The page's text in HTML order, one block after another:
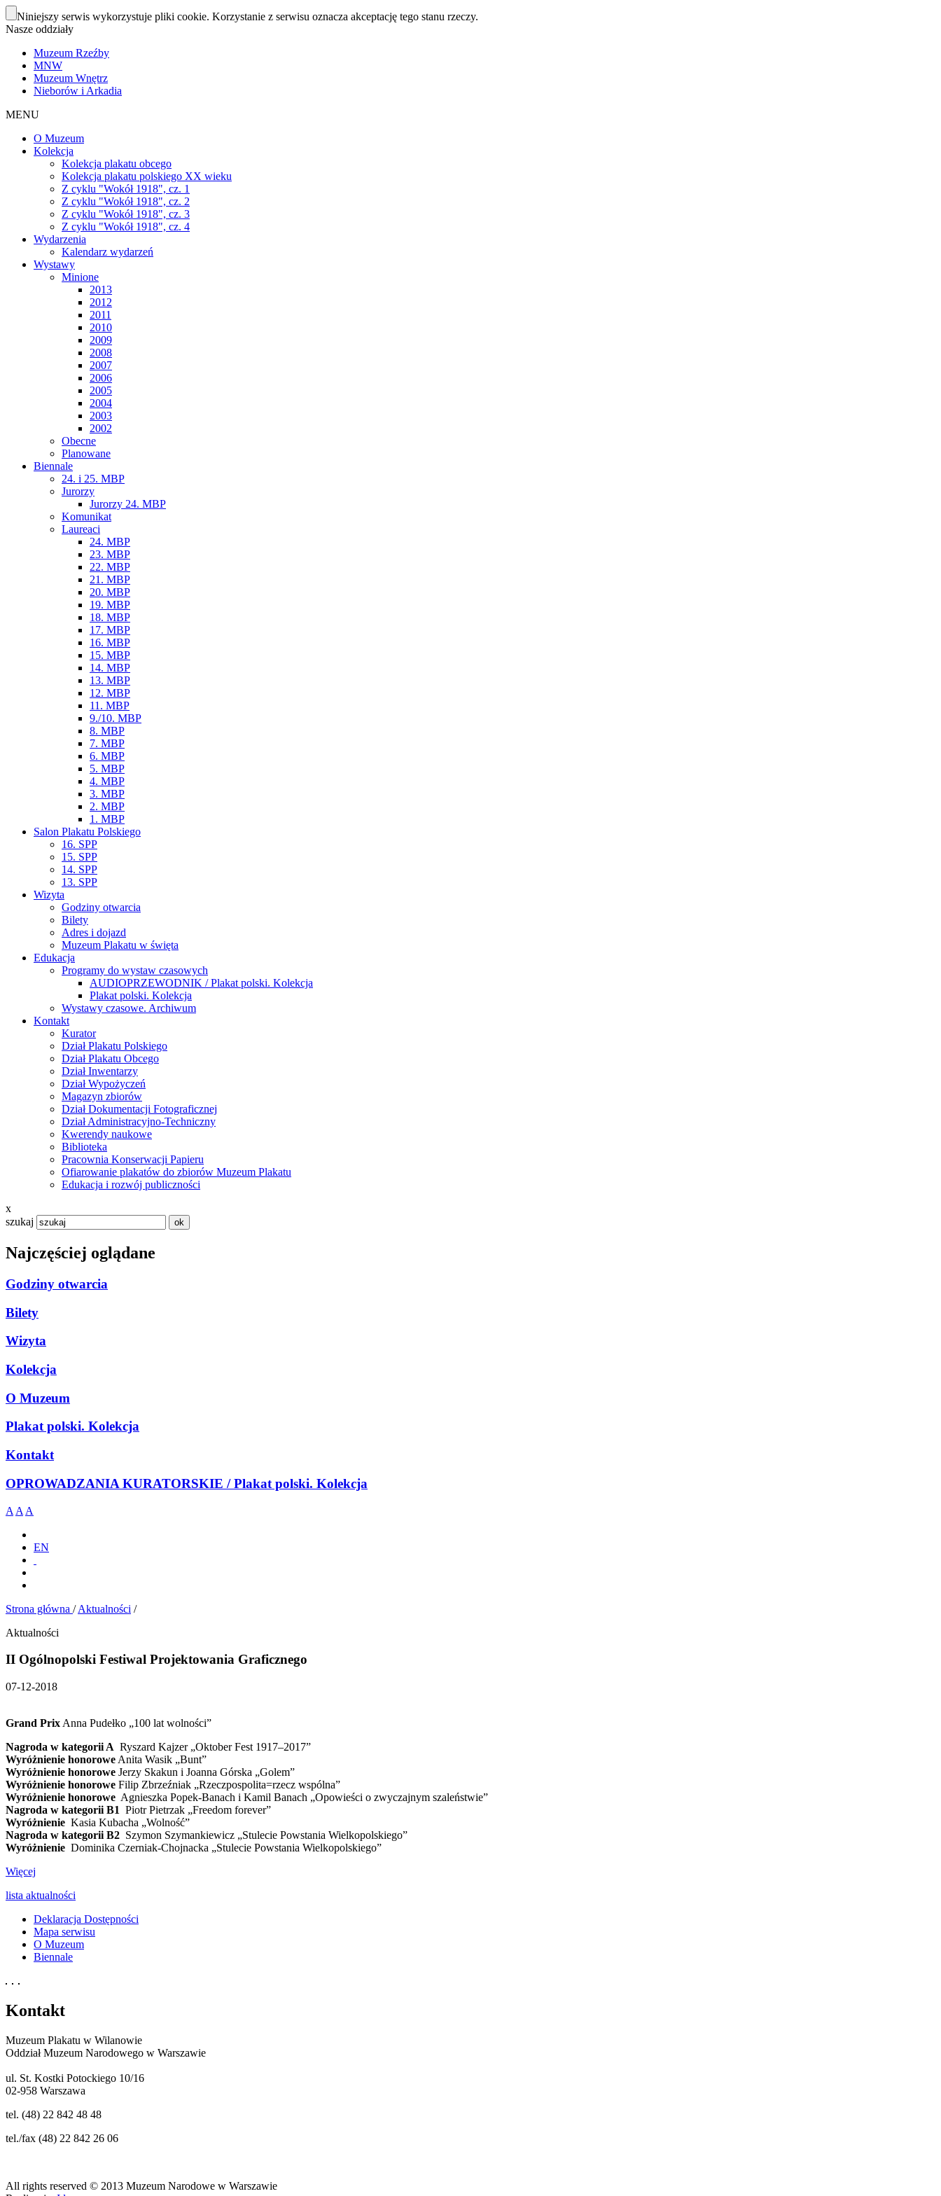
Niniejszy serwis wykorzystuje pliki cookie. Korzystanie z serwisu oznacza akceptację tego stanu rzeczy.
Nasze oddziały
Muzeum Rzeźby
MNW
Muzeum Wnętrz
Nieborów i Arkadia
MENU
O Muzeum
Kolekcja
Kolekcja plakatu obcego
Kolekcja plakatu polskiego XX wieku
Z cyklu "Wokół 1918", cz. 1
Z cyklu "Wokół 1918", cz. 2
Z cyklu "Wokół 1918", cz. 3
Z cyklu "Wokół 1918", cz. 4
Wydarzenia
Kalendarz wydarzeń
Wystawy
Minione
2013
2012
2011
2010
2009
2008
2007
2006
2005
2004
2003
2002
Obecne
Planowane
Biennale
24. i 25. MBP
Jurorzy
Jurorzy 24. MBP
Komunikat
Laureaci
24. MBP
23. MBP
22. MBP
21. MBP
20. MBP
19. MBP
18. MBP
17. MBP
16. MBP
15. MBP
14. MBP
13. MBP
12. MBP
11. MBP
9./10. MBP
8. MBP
7. MBP
6. MBP
5. MBP
4. MBP
3. MBP
2. MBP
1. MBP
Salon Plakatu Polskiego
16. SPP
15. SPP
14. SPP
13. SPP
Wizyta
Godziny otwarcia
Bilety
Adres i dojazd
Muzeum Plakatu w święta
Edukacja
Programy do wystaw czasowych
AUDIOPRZEWODNIK / Plakat polski. Kolekcja
Plakat polski. Kolekcja
Wystawy czasowe. Archiwum
Kontakt
Kurator
Dział Plakatu Polskiego
Dział Plakatu Obcego
Dział Inwentarzy
Dział Wypożyczeń
Magazyn zbiorów
Dział Dokumentacji Fotograficznej
Dział Administracyjno-Techniczny
Kwerendy naukowe
Biblioteka
Pracownia Konserwacji Papieru
Ofiarowanie plakatów do zbiorów Muzeum Plakatu
Edukacja i rozwój publiczności
x
szukaj
Najczęściej oglądane
Godziny otwarcia
Bilety
Wizyta
Kolekcja
O Muzeum
Plakat polski. Kolekcja
Kontakt
OPROWADZANIA KURATORSKIE / Plakat polski. Kolekcja
A A A
EN
Strona główna / Aktualności /
Aktualności
II Ogólnopolski Festiwal Projektowania Graficznego
07-12-2018
Grand Prix Anna Pudełko „100 lat wolności”
Nagroda w kategorii A Ryszard Kajzer „Oktober Fest 1917–2017”
Wyróżnienie honorowe Anita Wasik „Bunt”
Wyróżnienie honorowe Jerzy Skakun i Joanna Górska „Golem”
Wyróżnienie honorowe Filip Zbrzeźniak „Rzeczpospolita=rzecz wspólna”
Wyróżnienie honorowe Agnieszka Popek-Banach i Kamil Banach „Opowieści o zwyczajnym szaleństwie”
Nagroda w kategorii B1 Piotr Pietrzak „Freedom forever”
Wyróżnienie Kasia Kubacha „Wolność”
Nagroda w kategorii B2 Szymon Szymankiewicz „Stulecie Powstania Wielkopolskiego”
Wyróżnienie Dominika Czerniak-Chojnacka „Stulecie Powstania Wielkopolskiego”
Więcej
lista aktualności
Deklaracja Dostępności
Mapa serwisu
O Muzeum
Biennale
Kontakt
Muzeum Plakatu w Wilanowie
Oddział Muzeum Narodowego w Warszawie
ul. St. Kostki Potockiego 10/16
02-958 Warszawa
tel. (48) 22 842 48 48
tel./fax (48) 22 842 26 06
All rights reserved © 2013 Muzeum Narodowe w Warszawie